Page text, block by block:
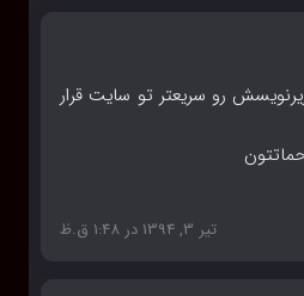
رو سریعتر تو سایت قرار
تیر 3, 1394 در 1:48 ق.ظ